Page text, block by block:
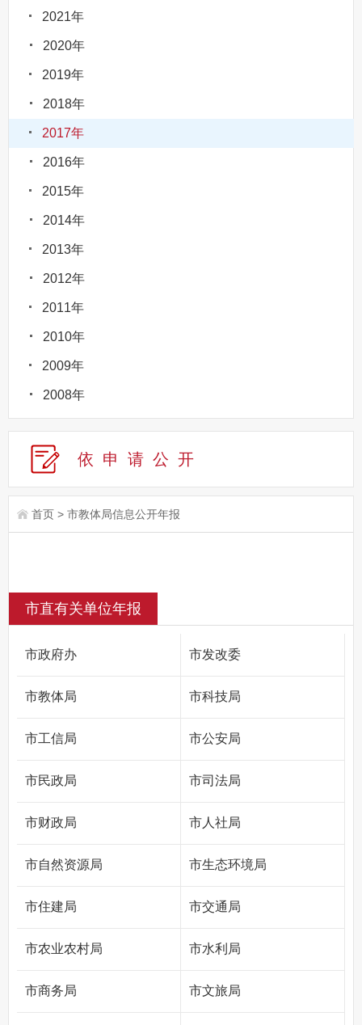
2021年
2020年
2019年
2018年
2017年
2016年
2015年
2014年
2013年
2012年
2011年
2010年
2009年
2008年
依申请公 开
首页 > 市教体局信息公开年报
市直有关单位年报
市政府办 市发改委
市教体局 市科技局
市工信局 市公安局
市民政局 市司法局
市财政局 市人社局
市自然资源局 市生态环境局
市住建局 市交通局
市农业农村局 市水利局
市商务局 市文旅局